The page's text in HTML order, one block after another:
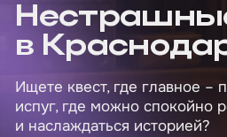
в
Ищете квест, где главное –
испуг, где можно спокойно
и наслаждаться историей?